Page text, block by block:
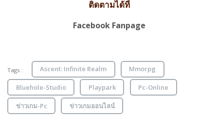
ติดตามได้ที่
Facebook Fanpage
Tags : Ascent: Infinite Realm Mmorpg
Bluehole-Studio Playpark Pc-Online
ข่าวเกม-Pc ข่าวเกมออนไลน์